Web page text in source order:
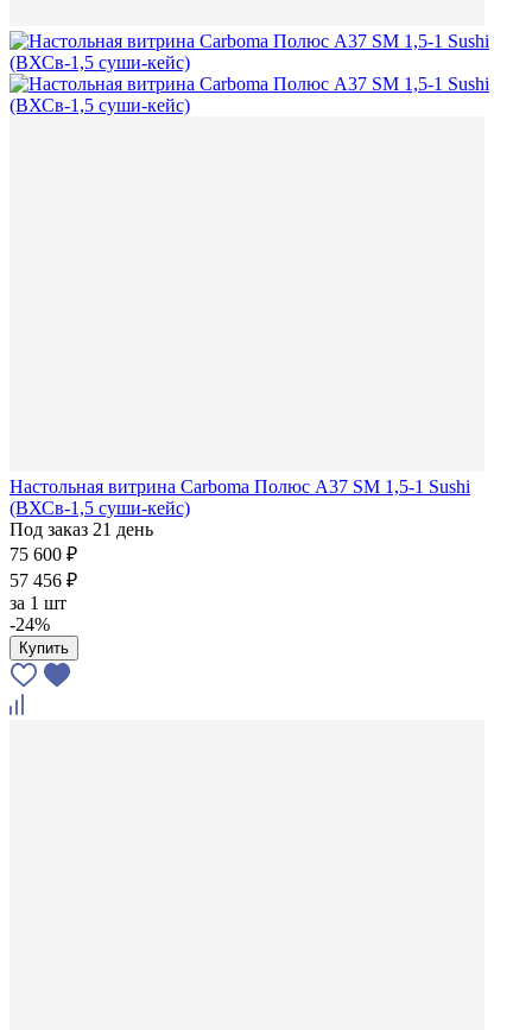
Настольная витрина Carboma Полюс A37 SM 1,5-1 Sushi
(ВХСв-1,5 суши-кейс)
Под заказ 21 день
75 600 ₽
57 456 ₽
за 1 шт
-24%
Купить